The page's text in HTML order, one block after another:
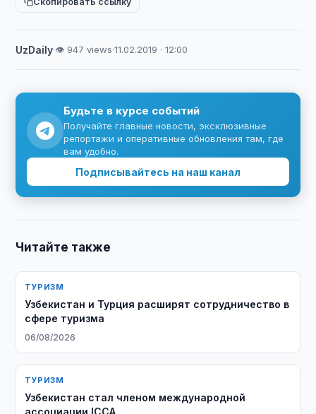
UzDaily·👁 947 views·11.02.2019 · 12:00
Будьте в курсе событий
Получайте главные новости, эксклюзивные
репортажи и оперативные обновления там, где
вам удобно.
Подписывайтесь на наш канал
Читайте также
ТУРИЗМ
Узбекистан и Турция расширят сотрудничество в
сфере туризма
06/08/2026
ТУРИЗМ
Узбекистан стал членом международной
ассоциации ICCA